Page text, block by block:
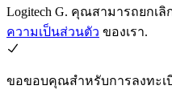
Logitech G. คุณสามารถยกเ
ความเป็นส่วนตัว ของเรา.
ขอขอบคุณสำหรับการลงทะเ